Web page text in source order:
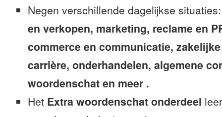
Negen verschillende dagelijkse
en verkopen, marketing, reclame en
commerce en communicatie,
carrière, onderhandelen, algemene
woordenschat en meer .
Het Extra woordenschat onderdeel